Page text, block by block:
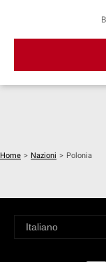
Home > Nazioni > Polonia